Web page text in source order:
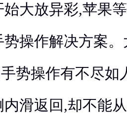
始大放异彩,苹果
势操作解决方案
手势操作有不尽
内滑返回,却不能